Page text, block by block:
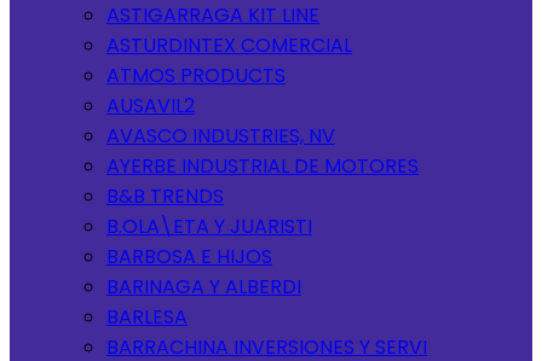
ASTIGARRAGA KIT LINE
ASTURDINTEX COMERCIAL
ATMOS PRODUCTS
AUSAVIL2
AVASCO INDUSTRIES, NV
AYERBE INDUSTRIAL DE MOTORES
B&B TRENDS
B.OLA\ETA Y JUARISTI
BARBOSA E HIJOS
BARINAGA Y ALBERDI
BARLESA
BARRACHINA INVERSIONES Y SERVI